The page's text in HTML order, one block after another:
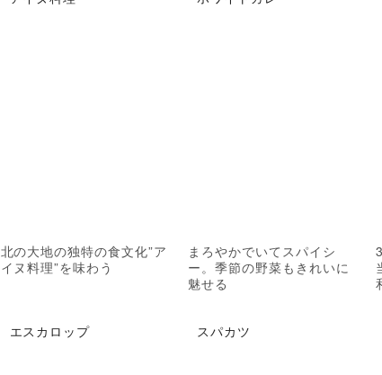
北の大地の独特の食文化”ア
イヌ料理”を味わう
まろやかでいてスパイシ
ー。季節の野菜もきれいに
魅せる
エスカロップ スパカツ